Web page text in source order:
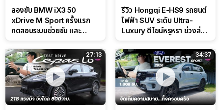
ลองขับ BMW iX3 50
xDrive M Sport ครั้งแรก
ทดสอบระบบช่วยขับ และ
สนาม
รีวิว Hongqi E-HS9 รถยนต์
ไฟฟ้า SUV ระดับ Ultra-
Luxury ดีไซน์หรูหรา ช่วงล่าง
27:13 34:37